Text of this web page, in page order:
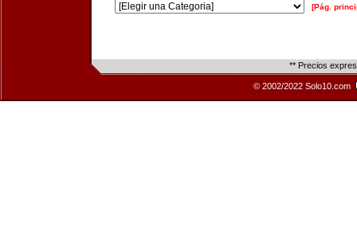
[Pág.
** Precios
© 2002/2022 Solo10.com